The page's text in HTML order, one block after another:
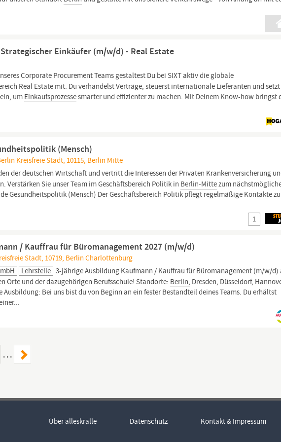
Einkäufer (m/w/d) - Real Estate
Corporate Procurement Teams gestaltest Du bei SIXT aktiv die globale
Real Estate mit. Du verhandelst Verträge, steuerst internationale Lieferanten und setzt
um Einkaufsprozessesmarter und effizienter zu machen. Mit Deinem Know-how bringst
(Mensch)
Kreisfreie Stadt, 10115, Berlin Mitte
der deutschen Wirtschaft und vertritt die Interessen der Privaten Krankenversicherung
Verstärken Sie unser Team im Geschäftsbereich Politik in Berlin-Mittezum
Gesundheitspolitik (Mensch) Der Geschäftsbereich Politik pflegt regelmäßige Kontakte zu
1
/ Kauffrau für Büromanagement 2027 (m/w/d)
Stadt, 10719, Berlin Charlottenburg
Lehrstelle 3-jährige Ausbildung Kaufmann / Kauffrau für Büromanagement (m/w/d)
Orte und der dazugehörigen Berufsschule! Standorte: Berlin, Dresden, Düsseldorf,
Ausbildung: Bei uns bist du von Beginn an ein fester Bestandteil deines Teams. Du erhältst
…
Über alleskralle Datenschutz Kontakt & Impressum